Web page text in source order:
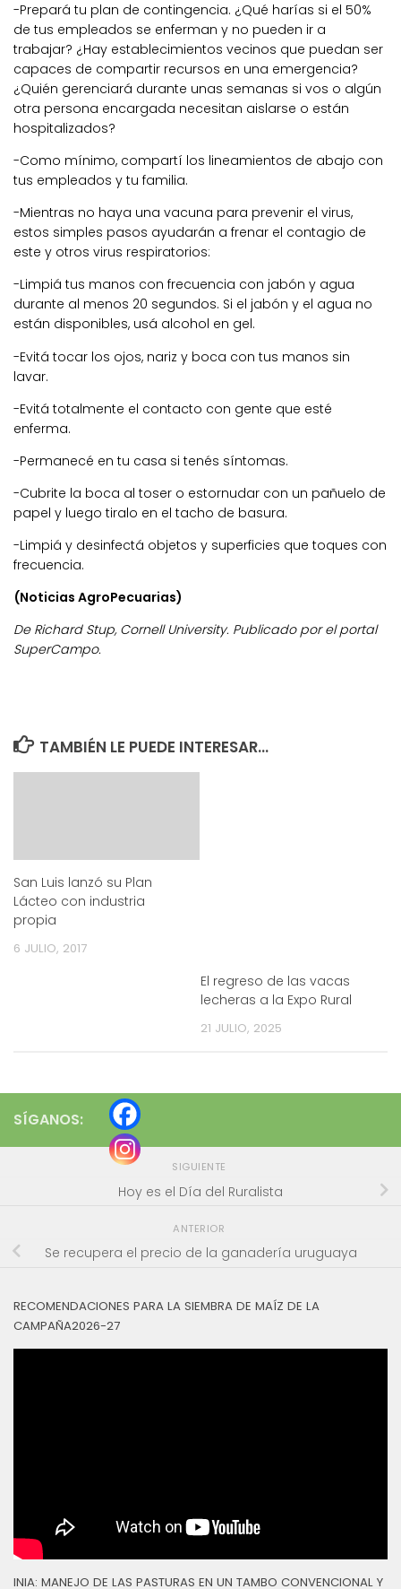
-Prepará tu plan de contingencia. ¿Qué harías si el 50%
de tus empleados se enferman y no pueden ir a
trabajar? ¿Hay establecimientos vecinos que puedan ser
capaces de compartir recursos en una emergencia?
¿Quién gerenciará durante unas semanas si vos o algún
otra persona encargada necesitan aislarse o están
hospitalizados?
-Como mínimo, compartí los lineamientos de abajo con
tus empleados y tu familia.
-Mientras no haya una vacuna para prevenir el virus,
estos simples pasos ayudarán a frenar el contagio de
este y otros virus respiratorios:
-Limpiá tus manos con frecuencia con jabón y agua
durante al menos 20 segundos. Si el jabón y el agua no
están disponibles, usá alcohol en gel.
-Evitá tocar los ojos, nariz y boca con tus manos sin
lavar.
-Evitá totalmente el contacto con gente que esté
enferma.
-Permanecé en tu casa si tenés síntomas.
-Cubrite la boca al toser o estornudar con un pañuelo de
papel y luego tiralo en el tacho de basura.
-Limpiá y desinfectá objetos y superficies que toques con
frecuencia.
(Noticias AgroPecuarias)
De Richard Stup, Cornell University. Publicado por el portal
SuperCampo.
TAMBIÉN LE PUEDE INTERESAR...
San Luis lanzó su Plan
Lácteo con industria
propia
6 JULIO, 2017
El regreso de las vacas
lecheras a la Expo Rural
21 JULIO, 2025
SÍGANOS:
SIGUIENTE
Hoy es el Día del Ruralista
ANTERIOR
Se recupera el precio de la ganadería uruguaya
RECOMENDACIONES PARA LA SIEMBRA DE MAÍZ DE LA
CAMPAÑA2026-27
INIA: MANEJO DE LAS PASTURAS EN UN TAMBO CONVENCIONAL Y